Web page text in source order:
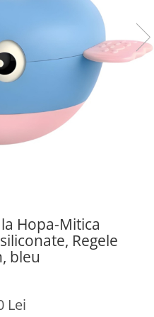
Hopa-Mitica
Regele
bleu
Lei